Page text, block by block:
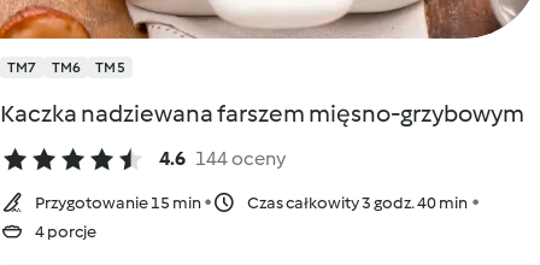
TM7 TM6 TM5
Kaczka nadziewana farszem mięsno-grzybowym
4.6 144 oceny
Przygotowanie 15 min
Czas całkowity 3 godz. 40 min
4 porcje